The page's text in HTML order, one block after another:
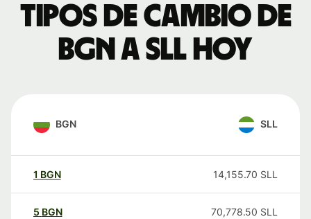
Tipos de cambio de
BGN a SLL hoy
BGN SLL
1 BGN 14,155.70 SLL
5 BGN 70,778.50 SLL